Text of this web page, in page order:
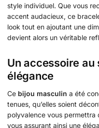
style individuel. Que vous
accent audacieux, ce
look tout en ajoutant une
devient alors un véritable
Un accessoire
élégance
Ce bijou masculin a été
tenues, qu’elles soient
polyvalence vous permettra
vous assurant ainsi une